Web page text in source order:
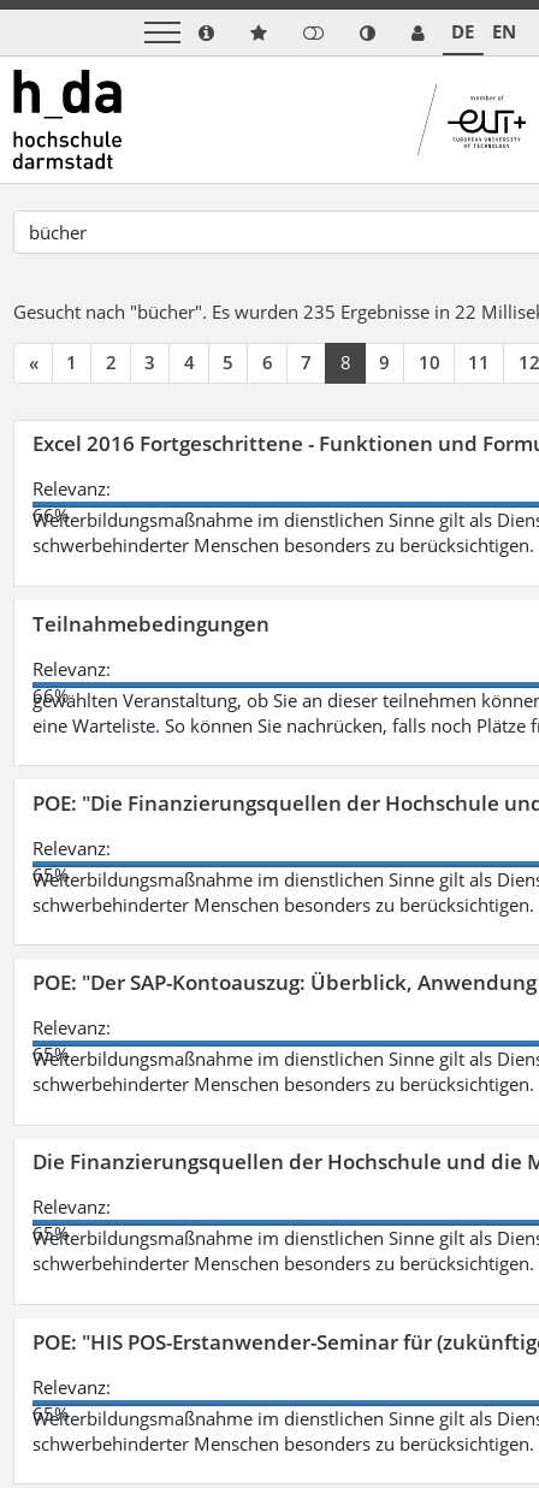
DE EN
Gesucht nach "bücher". Es wurden 235 Ergebnisse in 22
« 1 2 3 4 5 6 7 8 9 10 11 12
Excel 2016 Fortgeschrittene - Funktionen und
Relevanz:
66%
Weiterbildungsmaßnahme im dienstlichen Sinne gilt als
schwerbehinderter Menschen besonders zu berücksichtigen.
Teilnahmebedingungen
Relevanz:
66%
gewählten Veranstaltung, ob Sie an dieser teilnehmen
eine Warteliste. So können Sie nachrücken, falls noch Plätze
POE: "Die Finanzierungsquellen der Hochschule
Relevanz:
65%
Weiterbildungsmaßnahme im dienstlichen Sinne gilt als
schwerbehinderter Menschen besonders zu berücksichtigen.
POE: "Der SAP-Kontoauszug: Überblick,
Relevanz:
65%
Weiterbildungsmaßnahme im dienstlichen Sinne gilt als
schwerbehinderter Menschen besonders zu berücksichtigen.
Die Finanzierungsquellen der Hochschule und die
Relevanz:
65%
Weiterbildungsmaßnahme im dienstlichen Sinne gilt als
schwerbehinderter Menschen besonders zu berücksichtigen.
POE: "HIS POS-Erstanwender-Seminar für
Relevanz:
65%
Weiterbildungsmaßnahme im dienstlichen Sinne gilt als
schwerbehinderter Menschen besonders zu berücksichtigen.